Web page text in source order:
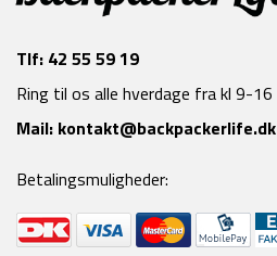
Tlf: 42 55 59 19
Ring til os alle hverdage fra kl 9-16
Mail: kontakt@backpackerlife.dk
Betalingsmuligheder: